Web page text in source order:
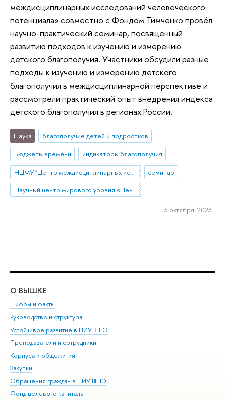
междисциплинарных исследований человеческого
потенциала» совместно с Фондом Тимченко провёл
научно-практический семинар, посвященный
развитию подходов к изучению и измерению
детского благополучия. Участники обсудили разные
подходы к изучению и измерению детского
благополучия в междисциплинарной перспективе и
рассмотрели практический опыт внедрения индекса
детского благополучия в регионах России.
Наука
благополучие детей и подростков
Бюджеты времени
индикаторы благополучия
НЦМУ "Центр междисциплинарных исследований человеческого потенциала"
семинар
Научный центр мирового уровня «Центр междисциплинарных исследований человеческого потенциала»
5 октября 2023
О ВЫШКЕ
Цифры и факты
Руководство и структура
Устойчивое развитие в НИУ ВШЭ
Преподаватели и сотрудники
Корпуса и общежития
Закупки
Обращения граждан в НИУ ВШЭ
Фонд целевого капитала